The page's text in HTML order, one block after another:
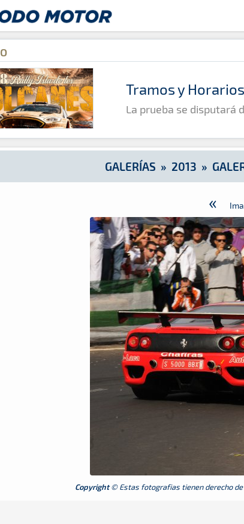
del motor desde 1999
» Galería Fotográfica Subida a Tamaimo 2013
Tramos y
La prueba se disputará
GALERÍAS » 2013 »
«
Copyright© Estas fotografias tienen derecho de